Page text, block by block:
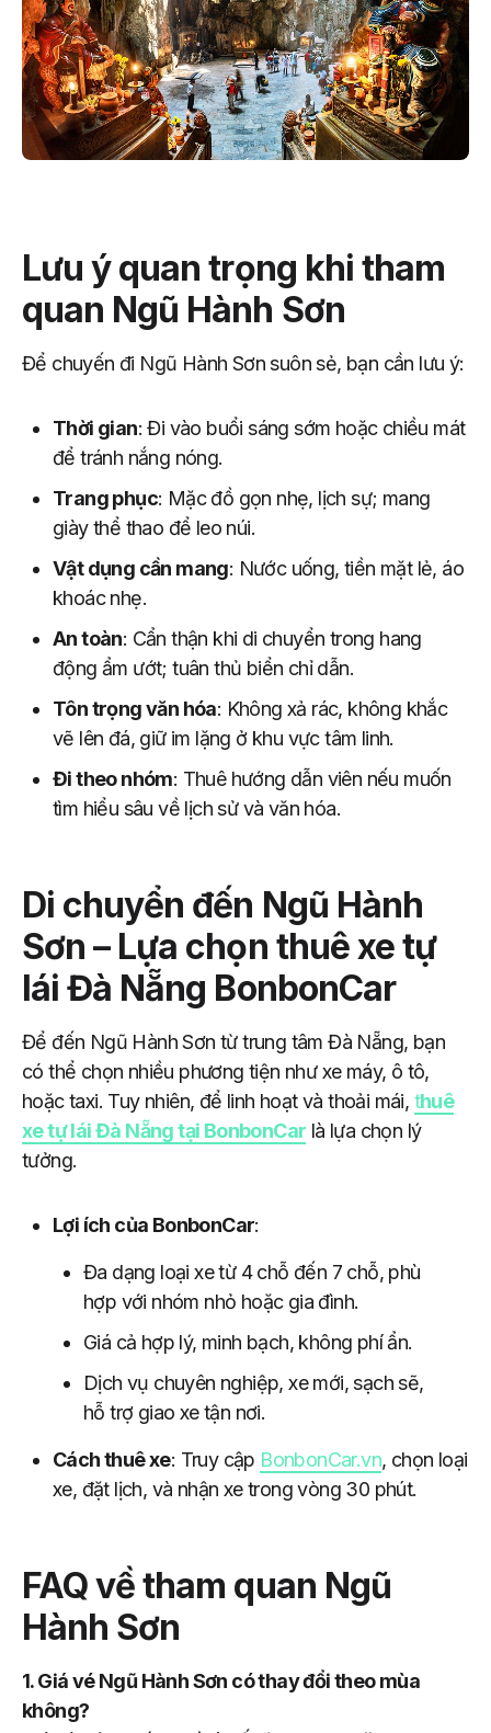
Lưu ý quan trọng khi tham
quan Ngũ Hành Sơn
Để chuyến đi Ngũ Hành Sơn suôn sẻ, bạn cần lưu ý:
Thời gian: Đi vào buổi sáng sớm hoặc chiều mát
để tránh nắng nóng.
Trang phục: Mặc đồ gọn nhẹ, lịch sự; mang
giày thể thao để leo núi.
Vật dụng cần mang: Nước uống, tiền mặt lẻ, áo
khoác nhẹ.
An toàn: Cẩn thận khi di chuyển trong hang
động ẩm ướt; tuân thủ biển chỉ dẫn.
Tôn trọng văn hóa: Không xả rác, không khắc
vẽ lên đá, giữ im lặng ở khu vực tâm linh.
Đi theo nhóm: Thuê hướng dẫn viên nếu muốn
tìm hiểu sâu về lịch sử và văn hóa.
Di chuyển đến Ngũ Hành
Sơn – Lựa chọn thuê xe tự
lái Đà Nẵng BonbonCar
Để đến Ngũ Hành Sơn từ trung tâm Đà Nẵng, bạn
có thể chọn nhiều phương tiện như xe máy, ô tô,
hoặc taxi. Tuy nhiên, để linh hoạt và thoải mái, thuê
xe tự lái Đà Nẵng tại BonbonCar là lựa chọn lý
tưởng.
Lợi ích của BonbonCar:
Đa dạng loại xe từ 4 chỗ đến 7 chỗ, phù
hợp với nhóm nhỏ hoặc gia đình.
Giá cả hợp lý, minh bạch, không phí ẩn.
Dịch vụ chuyên nghiệp, xe mới, sạch sẽ,
hỗ trợ giao xe tận nơi.
Cách thuê xe: Truy cập BonbonCar.vn, chọn loại
xe, đặt lịch, và nhận xe trong vòng 30 phút.
FAQ về tham quan Ngũ
Hành Sơn
1. Giá vé Ngũ Hành Sơn có thay đổi theo mùa
không?